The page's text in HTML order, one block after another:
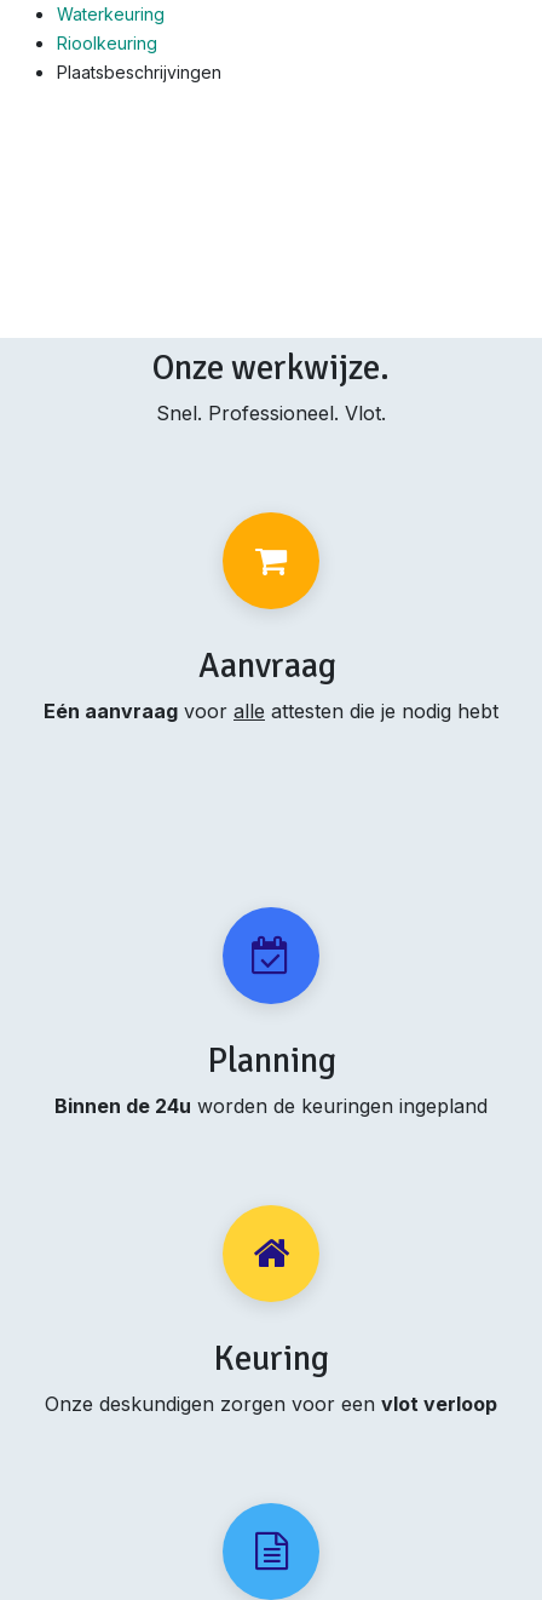
Waterkeuring
Rioolkeuring
Plaatsbeschrijvingen
Onze werkwijze.
Snel. Professioneel. Vlot.
Aanvraag
Eén aanvraag voor alle attesten die je nodig hebt
Planning
Binnen de 24u worden de keuringen ingepland
Keuring
Onze deskundigen zorgen voor een vlot verloop